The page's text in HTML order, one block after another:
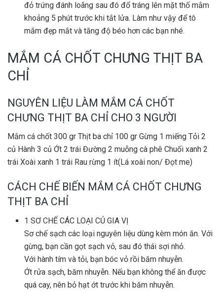
đỏ trứng đánh loãng sau đó đổ tráng lên mặt thố mắm
khoảng 5 phút trước khi tắt lửa. Làm như vậy để tô
mắm đẹp mắt và tăng độ béo hơn các bạn nhé.
MẮM CÁ CHỐT CHƯNG THỊT BA
CHỈ
NGUYÊN LIỆU LÀM MẮM CÁ CHỐT
CHƯNG THỊT BA CHỈ CHO 3 NGƯỜI
Mắm cá chốt 300 gr Thịt ba chỉ 100 gr Gừng 1 miếng Tỏi 2
củ Hành 3 củ Ớt 2 trái Đường 2 muỗng cà phê Chuối xanh 2
trái Xoài xanh 1 trái Rau rừng 1 ít(Lá xoài non/ Đọt me)
CÁCH CHẾ BIẾN MẮM CÁ CHỐT CHƯNG
THỊT BA CHỈ
1SƠ CHẾ CÁC LOẠI CỦ GIA VỊ
Sơ chế sạch các loại nguyên liệu dùng kèm món ăn. Với
gừng, bạn cần gọt sạch vỏ, sau đó thái sợi nhỏ.
Với hành tím và tỏi, bạn bóc vỏ rồi băm nhuyễn.
Ớt rửa sạch, băm nhuyễn. Nếu bạn không thể ăn được
quá cay, nên bỏ hạt ớt trước khi băm nhuyễn.